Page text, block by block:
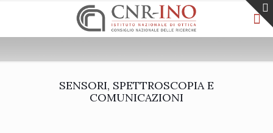
SENSORI, SPETTROSCOPIA E
COMUNICAZIONI